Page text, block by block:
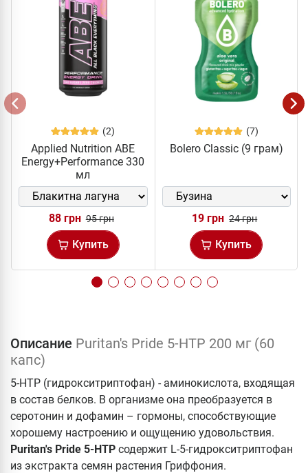
(2)
Applied Nutrition ABE
Energy+Performance 330
мл
88 грн 95 грн
Купить
(7)
Bolero Classic (9 грам)
19 грн 24 грн
Купить
Описание Puritan's Pride 5-HTP 200 мг (60
капс)
5-HTP (гидрокситриптофан) - аминокислота, входящая
в состав белков. В организме она преобразуется в
серотонин и дофамин – гормоны, способствующие
хорошему настроению и ощущению удовольствия.
Puritan's Pride 5-HTP содержит L-5-гидрокситриптофан
из экстракта семян растения Гриффония.